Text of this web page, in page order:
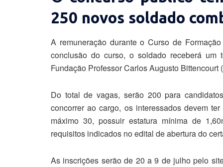
250 novos soldado
A remuneração durante o Curso de
conclusão do curso, o soldado receberá
Fundação Professor Carlos Augusto Bittencourt
Do total de vagas, serão 200 para
concorrer ao cargo, os interessados devem
máximo 30, possuir estatura mínima de
requisitos indicados no edital de abertura do
As inscrições serão de 20 a 9 de julho pelo